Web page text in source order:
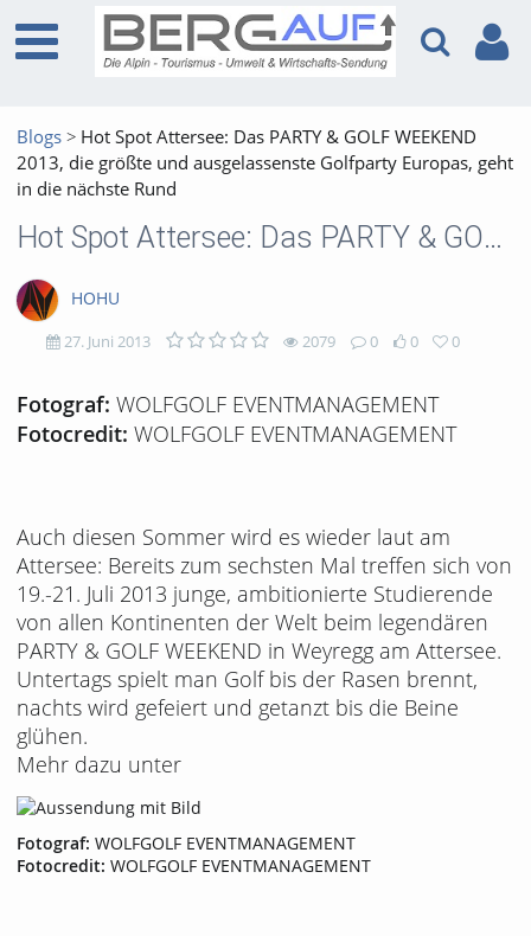
Blogs
Hot Spot Attersee: Das PARTY & GOLF WEEKEND
2013, die größte und ausgelassenste Golfparty Europas, geht
in die nächste Rund
Hot Spot Attersee: Das PARTY & GOLF WEEKEND 2013, die größte und ausgelassenste Golfparty Europas, geht in die nächste Rund
HOHU
27. Juni 2013 2079
2079
views
0
Kommentare
0
likes
0
favorites
Fotograf: WOLFGOLF EVENTMANAGEMENT
Fotocredit: WOLFGOLF EVENTMANAGEMENT
Auch diesen Sommer wird es wieder laut am
Attersee: Bereits zum sechsten Mal treffen sich von
19.-21. Juli 2013 junge, ambitionierte Studierende
von allen Kontinenten der Welt beim legendären
PARTY & GOLF WEEKEND in Weyregg am Attersee.
Untertags spielt man Golf bis der Rasen brennt,
nachts wird gefeiert und getanzt bis die Beine
glühen.
Mehr dazu unter
Fotograf: WOLFGOLF EVENTMANAGEMENT
Fotocredit: WOLFGOLF EVENTMANAGEMENT